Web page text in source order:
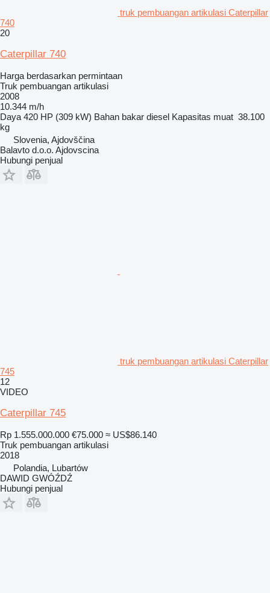
truk pembuangan artikulasi Caterpillar
740
20
Caterpillar 740
Harga berdasarkan permintaan
Truk pembuangan artikulasi
2008
10.344 m/h
Daya 420 HP (309 kW) Bahan bakar diesel Kapasitas muat 38.100
kg
Slovenia, Ajdovščina
Balavto d.o.o. Ajdovscina
Hubungi penjual
truk pembuangan artikulasi Caterpillar
745
12
VIDEO
Caterpillar 745
Rp 1.555.000.000 €75.000 ≈ US$86.140
Truk pembuangan artikulasi
2018
Polandia, Lubartów
DAWID GWÓŹDŹ
Hubungi penjual